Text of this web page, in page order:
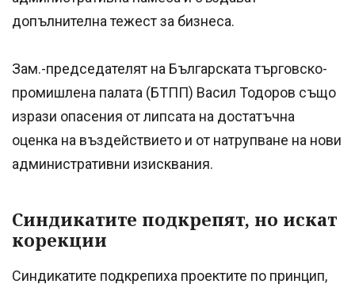
допълнителна тежест за бизнеса.
Зам.-председателят на Българската търговско-
промишлена палата (БТПП) Васил Тодоров също
изрази опасения от липсата на достатъчна
оценка на въздействието и от натрупване на нови
административни изисквания.
Синдикатите подкрепят, но искат
корекции
Синдикатите подкрепиха проектите по принцип,